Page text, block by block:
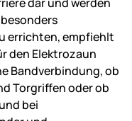
errichten, empfiehlt
den Elektrozaun
Bandverbindung, ob
Torgriffen oder ob
bei